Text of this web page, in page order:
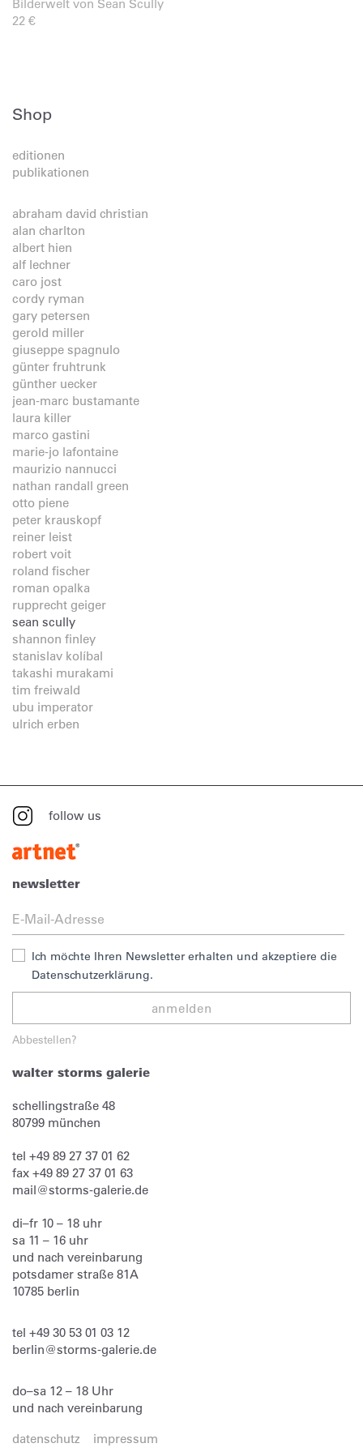
Bilderwelt von Sean Scully
22 €
Shop
editionen
publikationen
abraham david christian
alan charlton
albert hien
alf lechner
caro jost
cordy ryman
gary petersen
gerold miller
giuseppe spagnulo
günter fruhtrunk
günther uecker
jean-marc bustamante
laura killer
marco gastini
marie-jo lafontaine
maurizio nannucci
nathan randall green
otto piene
peter krauskopf
reiner leist
robert voit
roland fischer
roman opalka
rupprecht geiger
sean scully
shannon finley
stanislav kolíbal
takashi murakami
tim freiwald
ubu imperator
ulrich erben
follow us
newsletter
Ich möchte Ihren Newsletter erhalten und akzeptiere die
Datenschutzerklärung.
anmelden
Abbestellen?
walter storms galerie
schellingstraße 48
80799 münchen
tel +49 89 27 37 01 62
fax +49 89 27 37 01 63
mail@storms-galerie.de
di–fr 10 – 18 uhr
sa 11 – 16 uhr
und nach vereinbarung
potsdamer straße 81A
10785 berlin
tel +49 30 53 01 03 12
berlin@storms-galerie.de
do–sa 12 – 18 Uhr
und nach vereinbarung
datenschutz
impressum